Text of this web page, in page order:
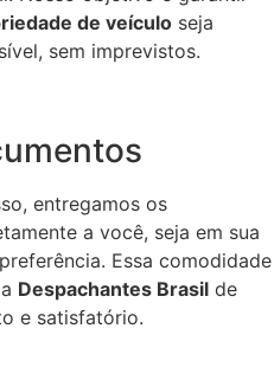
de veículo seja
sem imprevistos.
entregamos os
a você, seja em sua
Essa comodidade
Despachantes Brasil de
e satisfatório.